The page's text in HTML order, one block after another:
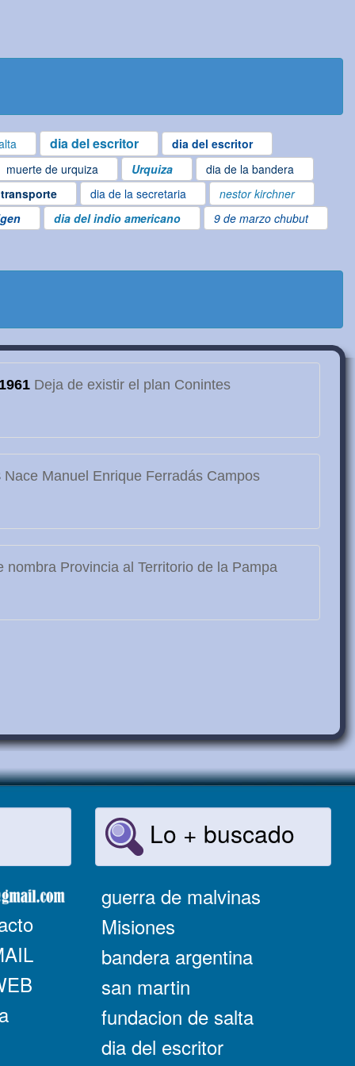
dia del escritor
dia del escritor
muerte de urquiza Urquiza
dia de la bandera
dia de la secretaria
nestor kirchner
dia del indio americano
9 de marzo chubut
1961Deja de existir el plan Conintes
Nace Manuel Enrique Ferradás Campos
nombra Provincia al Territorio de la Pampa
Lo + buscado
guerra de malvinas
Misiones
bandera argentina
san martin
fundacion de salta
dia del escritor